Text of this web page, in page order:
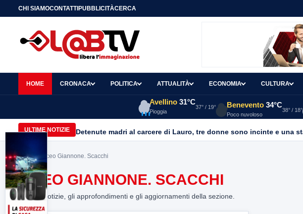
CHI SIAMOCONTATTIPUBBLICITÀCERCA
HOME CRONACA POLITICA ATTUALITÀ ECONOMIA CULTURA
Avellino 31°C
Pioggia
37° / 19° Benevento 34°C
Poco nuvoloso
38° / 18°
ULTIME NOTIZIE
Home> Liceo Giannone. Scacchi
LICEO GIANNONE. SCACCHI
Tutte le notizie, gli approfondimenti e gli aggiornamenti della sezione.